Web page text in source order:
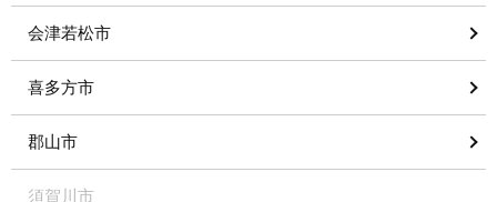
会津若松市
喜多方市
郡山市
須賀川市